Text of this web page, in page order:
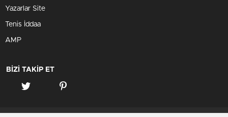
Yazarlar Site
Tenis İddaa
AMP
BİZİ TAKİP ET